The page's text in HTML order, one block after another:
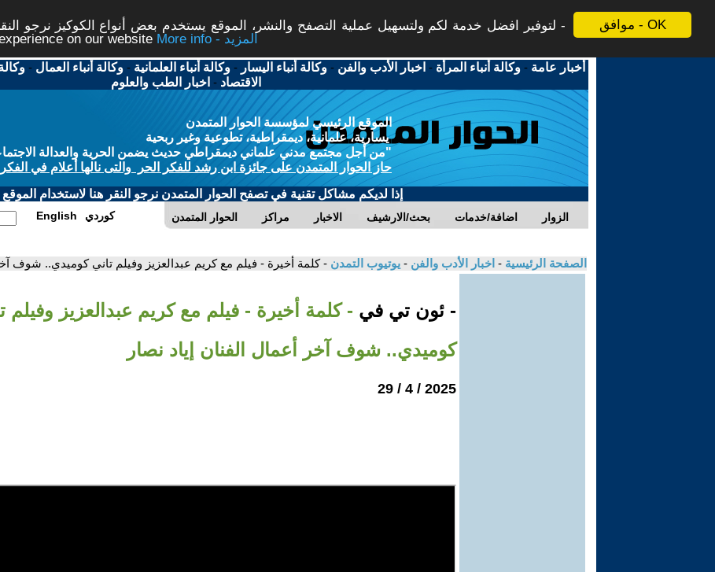
موافق - OK
لتوفير افضل خدمة لكم ولتسهيل عملية التصفح والنشر، الموقع يستخدم بعض أنواع الكوكيز نرجو
on our website
More info - المزيد
أخبار عامة -وكالة أنباء المرأة - اخبار الأدب والفن -وكالة أنباء اليسار -وكالة أنباء العلمانية -وكالة أنباء العمال -
الاقتصاد - اخبار الطب والعلوم
الموقع الرئيسي لمؤسسة الحوار المتمدن
يسارية، علمانية، ديمقراطية، تطوعية وغير ربحية
"من أجل مجتمع مدني علماني ديمقراطي حديث يضمن الحرية والعدالة
حاز الحوار المتمدن على جائزة ابن رشد للفكر الحر والتى نالها أعلام في الفكر
إذا لديكم مشاكل تقنية في تصفح الحوار المتمدن نرجو النقر هنا لاستخدام الموقع
الحوار المتمدن مراكز الاخبار بحث/الارشيف اضافة/خدمات الزوار English كوردي
الصفحة الرئيسية - اخبار الأدب والفن - يوتيوب التمدن - كلمة أخيرة - فيلم مع كريم عبدالعزيز وفيلم تاني كوميدي.. شوف
- ئون تي في - كلمة أخيرة - فيلم مع كريم عبدالعزيز وفيلم
كوميدي.. شوف آخر أعمال الفنان إياد نصار
2025 / 4 / 29